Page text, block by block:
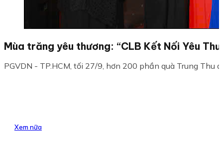
Mùa trăng yêu thương: “CLB Kết Nối Yêu
PGVDN - TP.HCM, tối 27/9, hơn 200 phần quà Trung Thu
Xem nữa